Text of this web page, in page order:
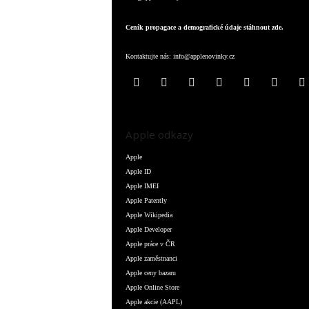
Ceník propagace a demografické údaje stáhnout zde.
Kontaktujte nás: info@applenovinky.cz
Apple odkazy
Apple
Apple ID
Apple IMEI
Apple Patently
Apple Wikipedia
Apple Developer
Apple práce v ČR
Apple zaměstnanci
Apple ceny bazaru
Apple Online Store
Apple akcie (AAPL)